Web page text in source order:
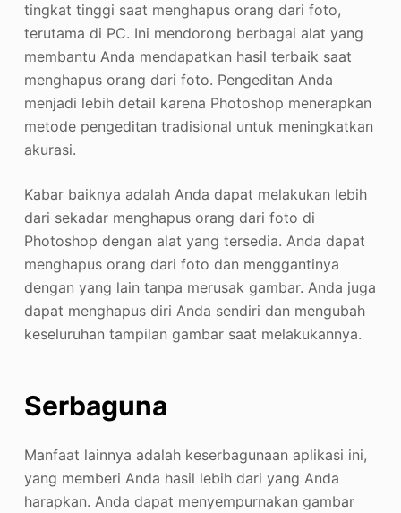
tingkat tinggi saat menghapus orang dari foto,
terutama di PC. Ini mendorong berbagai alat yang
membantu Anda mendapatkan hasil terbaik saat
menghapus orang dari foto. Pengeditan Anda
menjadi lebih detail karena Photoshop menerapkan
metode pengeditan tradisional untuk meningkatkan
akurasi.
Kabar baiknya adalah Anda dapat melakukan lebih
dari sekadar menghapus orang dari foto di
Photoshop dengan alat yang tersedia. Anda dapat
menghapus orang dari foto dan menggantinya
dengan yang lain tanpa merusak gambar. Anda juga
dapat menghapus diri Anda sendiri dan mengubah
keseluruhan tampilan gambar saat melakukannya.
Serbaguna
Manfaat lainnya adalah keserbagunaan aplikasi ini,
yang memberi Anda hasil lebih dari yang Anda
harapkan. Anda dapat menyempurnakan gambar